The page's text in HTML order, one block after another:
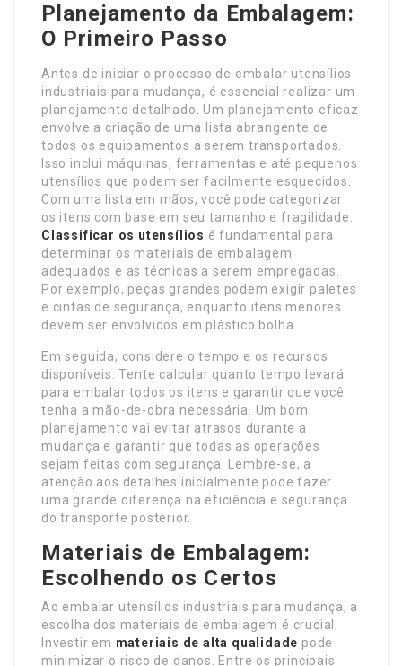
Planejamento da Embalagem:
O Primeiro Passo
Antes de iniciar o processo de embalar utensílios
industriais para mudança, é essencial realizar um
planejamento detalhado. Um planejamento eficaz
envolve a criação de uma lista abrangente de
todos os equipamentos a serem transportados.
Isso inclui máquinas, ferramentas e até pequenos
utensílios que podem ser facilmente esquecidos.
Com uma lista em mãos, você pode categorizar
os itens com base em seu tamanho e fragilidade.
Classificar os utensílios é fundamental para
determinar os materiais de embalagem
adequados e as técnicas a serem empregadas.
Por exemplo, peças grandes podem exigir paletes
e cintas de segurança, enquanto itens menores
devem ser envolvidos em plástico bolha.
Em seguida, considere o tempo e os recursos
disponíveis. Tente calcular quanto tempo levará
para embalar todos os itens e garantir que você
tenha a mão-de-obra necessária. Um bom
planejamento vai evitar atrasos durante a
mudança e garantir que todas as operações
sejam feitas com segurança. Lembre-se, a
atenção aos detalhes inicialmente pode fazer
uma grande diferença na eficiência e segurança
do transporte posterior.
Materiais de Embalagem:
Escolhendo os Certos
Ao embalar utensílios industriais para mudança, a
escolha dos materiais de embalagem é crucial.
Investir em materiais de alta qualidade pode
minimizar o risco de danos. Entre os principais